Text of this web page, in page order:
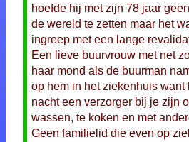
hoefde hij met zijn 78 jaar
de wereld te zetten maar het
ingreep met een lange
Een lieve buurvrouw met net
haar mond als de buurman
op hem in het ziekenhuis want
nacht een verzorger bij je zijn
wassen, te koken en met
Geen familielid die even op